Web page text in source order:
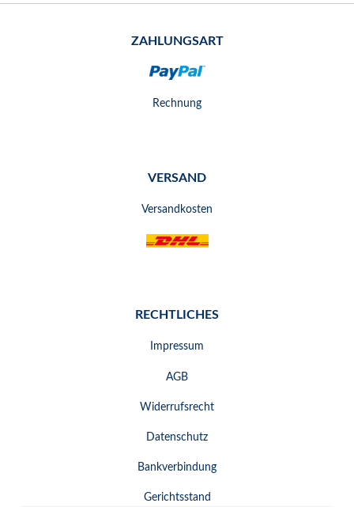
ZAHLUNGSART
Rechnung
VERSAND
Versandkosten
RECHTLICHES
Impressum
AGB
Widerrufsrecht
Datenschutz
Bankverbindung
Gerichtsstand